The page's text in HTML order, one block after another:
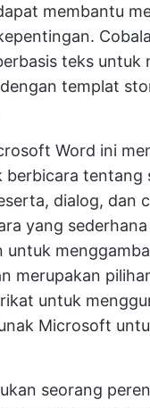
membantu
teks untuk
templat
Word ini
berbicara tentang
dialog, dan
yang
untuk
merupakan
untuk
Microsoft
seorang